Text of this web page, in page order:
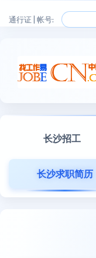
通行证 | 帐号:
长沙招工
长沙求职简历